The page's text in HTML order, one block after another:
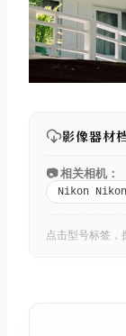
影像器材
📷 相关相机：
Nikon
点击型号标签，